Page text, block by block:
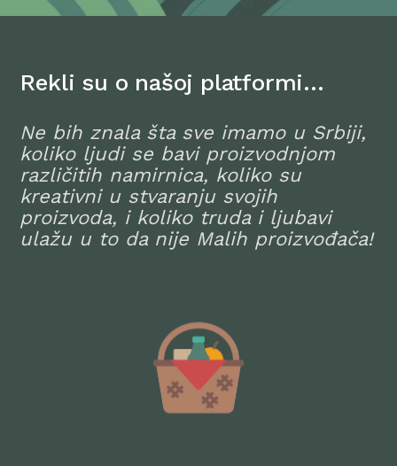
Rekli su o našoj platformi…
Ne bih znala šta sve imamo u Srbiji,
koliko ljudi se bavi proizvodnjom
različitih namirnica, koliko su
kreativni u stvaranju svojih
proizvoda, i koliko truda i ljubavi
ulažu u to da nije Malih proizvođača!